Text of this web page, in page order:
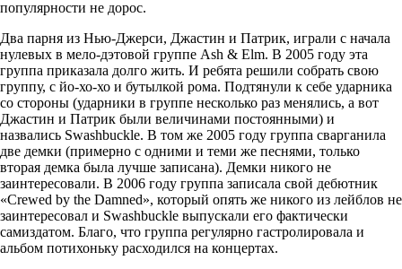
популярности не дорос.
Два парня из Нью-Джерси, Джастин и Патрик, играли с начала
нулевых в мело-дэтовой группе Ash & Elm. В 2005 году эта
группа приказала долго жить. И ребята решили собрать свою
группу, с йо-хо-хо и бутылкой рома. Подтянули к себе ударника
со стороны (ударники в группе несколько раз менялись, а вот
Джастин и Патрик были величинами постоянными) и
назвались Swashbuckle. В том же 2005 году группа сварганила
две демки (примерно с одними и теми же песнями, только
вторая демка была лучше записана). Демки никого не
заинтересовали. В 2006 году группа записала свой дебютник
«Crewed by the Damned», который опять же никого из лейблов не
заинтересовал и Swashbuckle выпускали его фактически
самиздатом. Благо, что группа регулярно гастролировала и
альбом потихоньку расходился на концертах.